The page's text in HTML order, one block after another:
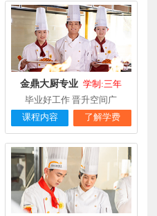
三明 16小时前 在线报名
福州 3天前 在线报名
厦门 4天前 在线报名
4天前 在线报名
金鼎大厨专业 学制:三年
毕业好工作 晋升空间广
课程内容
了解学费